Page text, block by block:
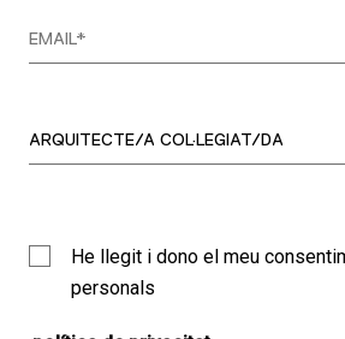
He llegit i dono el meu
personals